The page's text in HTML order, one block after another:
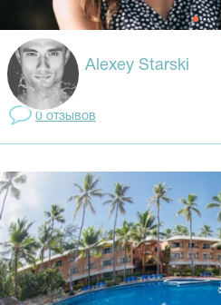
Alexey Starski
0 отзывов